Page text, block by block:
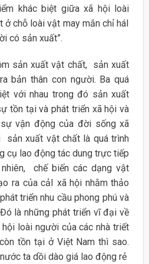
khác biệt giữa xã hội loài
chỗ loài vật may mắn chỉ háI
có sản xuất”.
sản xuất vật chất, sản xuất
bản thân con người. Ba quá
với nhau trong đó sản xuất
tồn tại và phát triển xã hội và
vận động của đời sống xã
xuất vật chất là quá trình
cụ lao động tác dung trực tiếp
chế biến các dạng vật
ra của cảI xã hội nhằm thảo
triển nhu cầu phong phú và
là những phát triển vĩ đại về
loài người của các nhà triết
tồn tại ở Việt Nam thì sao.
ta dồi dào giá lao động rẻ